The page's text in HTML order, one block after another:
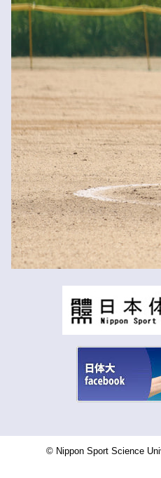
© Nippon Sport Science